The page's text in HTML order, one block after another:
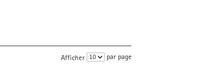
Afficher par page